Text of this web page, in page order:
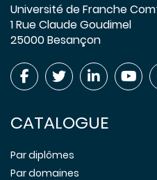
Université de Franche
1 Rue Claude Goudimel
25000 Besançon
CATALOGUE
Par diplômes
Par domaines